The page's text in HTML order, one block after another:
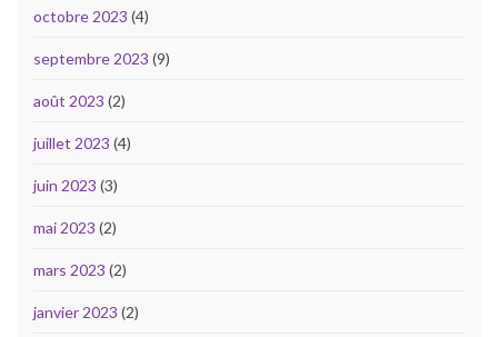
octobre 2023 (4)
septembre 2023 (9)
août 2023 (2)
juillet 2023 (4)
juin 2023 (3)
mai 2023 (2)
mars 2023 (2)
janvier 2023 (2)